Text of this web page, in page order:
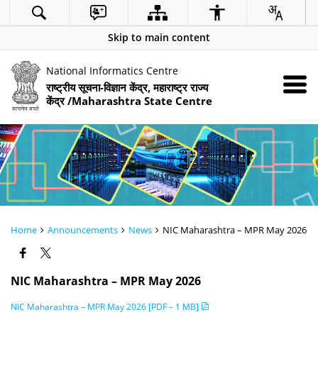
Skip to main content
National Informatics Centre
राष्ट्रीय सूचना-विज्ञान केंद्र, महाराष्ट्र राज्य
केंद्र /Maharashtra State Centre
Home Announcements News NIC Maharashtra – MPR May 2026
NIC Maharashtra – MPR May 2026
NIC Maharashtra – MPR May 2026 [PDF – 1 MB]